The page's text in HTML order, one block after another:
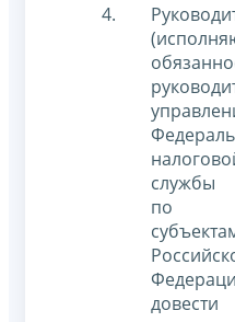
службы
по
довести